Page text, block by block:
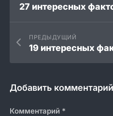
ПРЕДЫДУЩИЙ
19 интересных
Добавить комментарий
Комментарий *